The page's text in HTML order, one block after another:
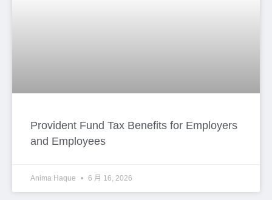
Provident Fund Tax Benefits for Employers
and Employees
Anima Haque 6 月 16, 2026